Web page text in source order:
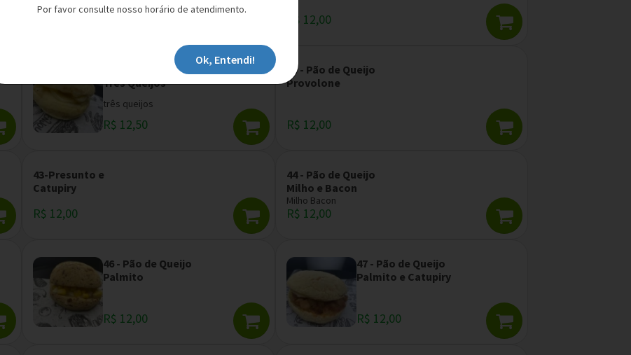
R$ 12,00
40 - Pão de Queijo
Três Queijos
três queijos
R$ 12,50
41 - Pão de Queijo
Provolone
R$ 12,00
43-Presunto e
Catupiry
R$ 12,00
44 - Pão de Queijo
Milho e Bacon
Milho Bacon
R$ 12,00
46 - Pão de Queijo
Palmito
R$ 12,00
47 - Pão de Queijo
Palmito e Catupiry
R$ 12,00
Por favor consulte nosso horário de atendimento.
Ok, Entendi!